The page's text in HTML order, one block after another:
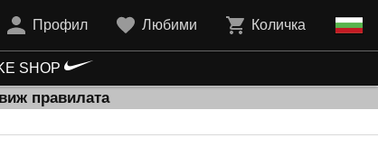
Профил Любими Количка
SHOP
правилата